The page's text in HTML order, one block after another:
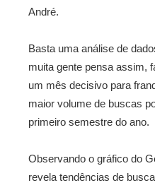
André.
Basta uma análise de
muita gente pensa assim,
um mês decisivo para
maior volume de buscas
primeiro semestre do ano.
Observando o gráfico do
revela tendências de